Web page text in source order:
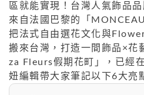
區就能實現！台灣人氣飾品
來自法國巴黎的「
把法式自由選花文化與
搬來台灣，打造一間飾品×花
za Fleurs假期花町」，已經
妞編輯帶大家筆記以下6大亮